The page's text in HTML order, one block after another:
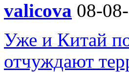
valicova 08-
Уже и Китай
отчуждают